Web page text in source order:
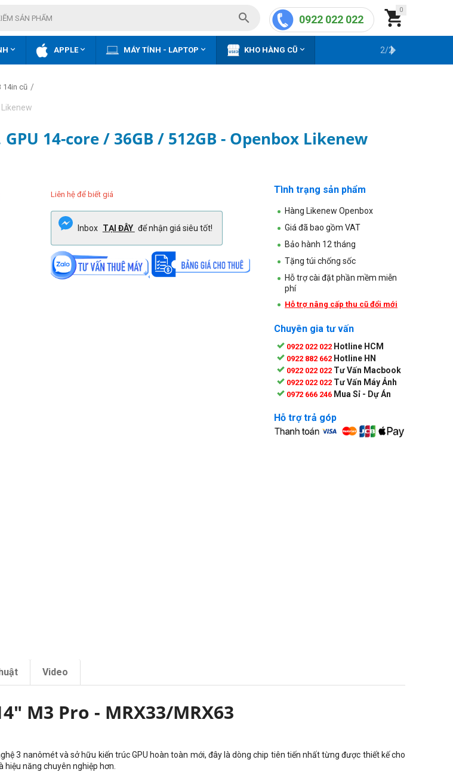
0

0922 022 022

 APPLE MÁY TÍNH - LAPTOP  KHO HÀNG CŨ  2/2
14in cũ /
14-core / 36GB / 512GB - Openbox Likenew
Liên hệ để biết giá
Inbox TẠI ĐÂY để nhận giá siêu tốt!
Tình trạng sản phẩm
Hàng Likenew Openbox
Giá đã bao gồm VAT
Bảo hành 12 tháng
Tặng túi chống sốc
Hỗ trợ cài đặt phần mềm miễn
phí
Hỗ trợ nâng cấp thu cũ đổi mới
Chuyên gia tư vấn
0922 022 022 Hotline HCM
0922 882 662 Hotline HN
0922 022 022 Tư Vấn Macbook
0922 022 022 Tư Vấn Máy Ảnh
0972 666 246 Mua Sỉ - Dự Án
Hỗ trợ trả góp
Video
M3 Pro - MRX33/MRX63
3 nanômét và sở hữu kiến trúc GPU hoàn toàn mới, đây là dòng chip tiên tiến nhất từng được thiết kế cho
năng chuyên nghiệp hơn.